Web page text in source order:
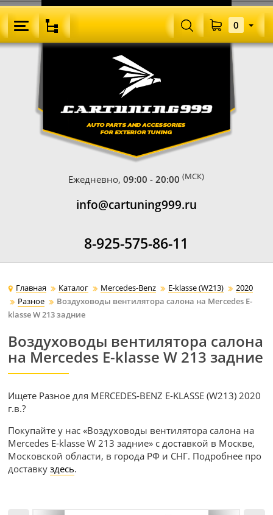
Ежедневно,09:00 - 20:00 (МСК)
info@cartuning999.ru
8-925-575-86-11
0
Главная Каталог Mercedes-Benz E-klasse (W213)
2020
Разное
Воздуховоды вентилятора салона на Mercedes E-
klasse W 213 задние
Воздуховоды вентилятора салона
на Mercedes E-klasse W 213 задние
Ищете Разное для MERCEDES-BENZ E-KLASSE (W213) 2020
г.в.?
Покупайте у нас «Воздуховоды вентилятора салона на
Mercedes E-klasse W 213 задние» с доставкой в Москве,
Московской области, в города РФ и СНГ. Подробнее про
доставкуздесь.